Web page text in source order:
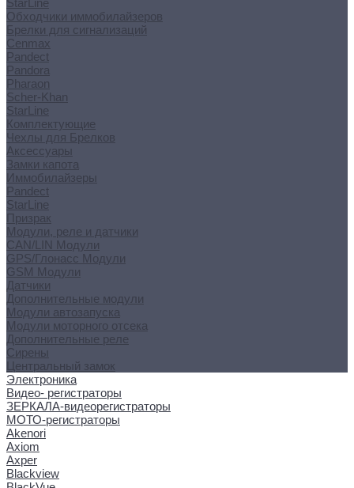
Обходчики иммобилайзеров
Брелки для сигнализаций
Cenmax
Pandect
Pandora
Pharaon
Scher-Khan
StarLine
Комплектующие
Чехлы для Брелков
Аксессуары
Замки капота
Иммобилайзеры
Pandect
StarLine
Призрак
Модули, реле и датчики
CAN/LIN Модули
GPS/Глонасс Модули
GSM Модули
Датчики
Дополнительные модули
Модули автозапуска
Модули моторного отсека
Дополнительные реле
Сирены
Центральный замок
Электроника
Видео- регистраторы
ЗЕРКАЛА-видеорегистраторы
МОТО-регистраторы
Akenori
Axiom
Axper
Blackview